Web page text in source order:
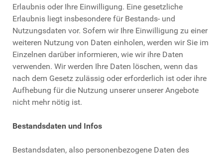
Erlaubnis oder Ihre Einwilligung. Eine gesetzliche
Erlaubnis liegt insbesondere für Bestands- und
Nutzungsdaten vor. Sofern wir Ihre Einwilligung zu einer
weiteren Nutzung von Daten einholen, werden wir Sie im
Einzelnen darüber informieren, wie wir ihre Daten
verwenden. Wir werden Ihre Daten löschen, wenn das
nach dem Gesetz zulässig oder erforderlich ist oder ihre
Aufhebung für die Nutzung unserer unserer Angebote
nicht mehr nötig ist.
Bestandsdaten und Infos
Bestandsdaten, also personenbezogene Daten des